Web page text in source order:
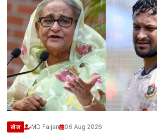
खेल MD Faijan 06 Aug 2026